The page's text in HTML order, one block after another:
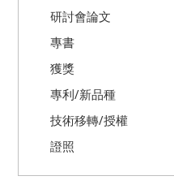
研討會論文
專書
獲獎
專利/新品種
技術移轉/授權
證照